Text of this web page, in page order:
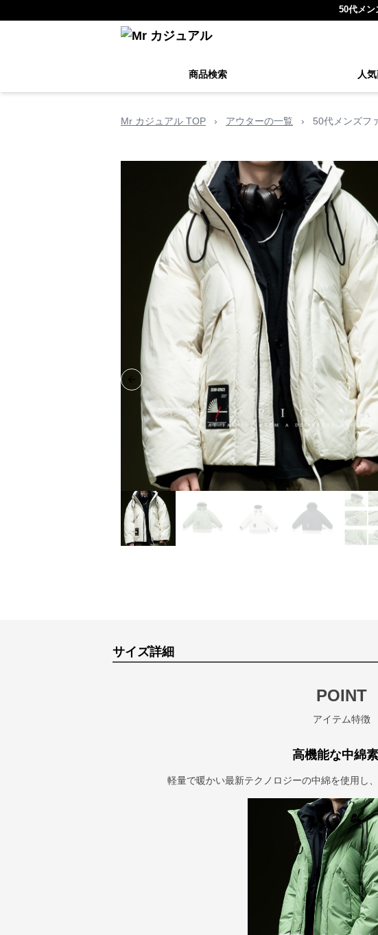
50代メン
商品検索 人
Mr カジュアル TOP › アウターの一覧 › 50代メンズフ
Previous slide
サイズ詳細
POINT
アイテム特徴
高機能な中綿
軽量で暖かい最新テクノロジーの中綿を使用し